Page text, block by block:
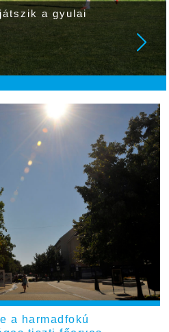
a gyulai
a harmadfokú